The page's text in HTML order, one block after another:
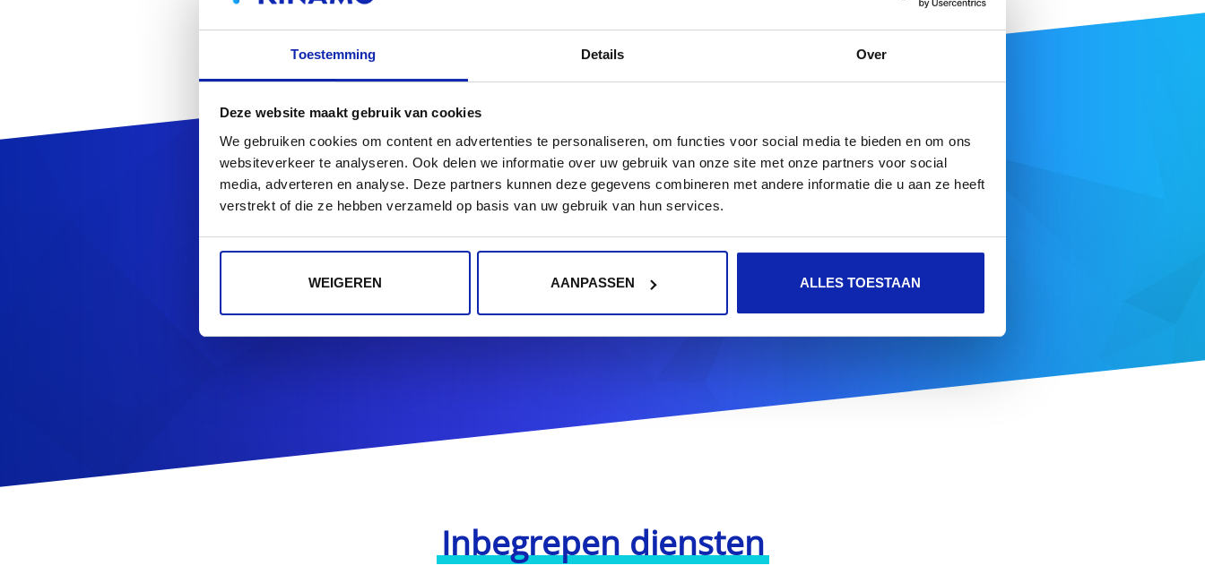
Toestemming Details Over
Deze website maakt gebruik van cookies
We gebruiken cookies om content en advertenties te personaliseren, om functies voor social media te bieden en om ons
websiteverkeer te analyseren. Ook delen we informatie over uw gebruik van onze site met onze partners voor social
media, adverteren en analyse. Deze partners kunnen deze gegevens combineren met andere informatie die u aan ze heeft
verstrekt of die ze hebben verzameld op basis van uw gebruik van hun services.
WEIGEREN AANPASSEN ALLES TOESTAAN
Registreer uw.co.ukdomeinnaam
Inbegrepen diensten